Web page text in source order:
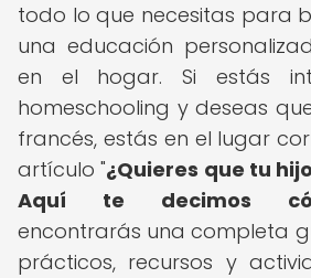
todo lo que necesitas para
una educación
en el hogar. Si estás
homeschooling y deseas
francés, estás en el lugar
artículo "¿Quieres que tu
Aquí te decimos
encontrarás una completa
prácticos, recursos y